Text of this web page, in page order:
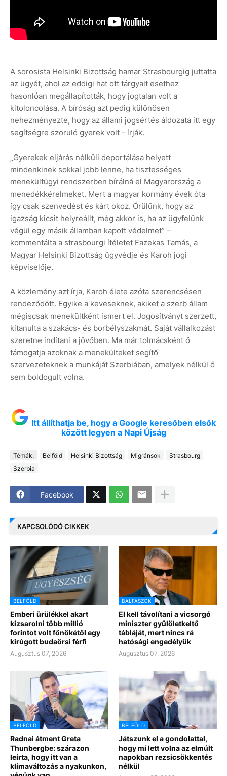
A sorosista Helsinki Bizottság hamar Strasbourgig juttatta
az ügyét, ahol az eddigi hat ott tárgyalt esethez
hasonlóan megállapították, hogy jogtalan volt a
kitoloncolása. A bíróság azt pedig különösen
nehezményezte, hogy az állami jogsértés áldozata itt egy
segítségre szoruló gyerek volt - írják.
„Gyerekek eljárás nélküli deportálása helyett
mindenkinek sokkal jobb lenne, ha tisztességes
menekültügyi rendszerben bírálná el Magyarország a
menedékkérelmeket. Mert a magyar kormány évek óta
így csak szenvedést és kárt okoz. Örülünk, hogy az
igazság kicsit helyreállt, még akkor is, ha az ügyfelünk
végül egy másik államban kapott védelmet” –
kommentálta a strasbourgi ítéletet Fazekas Tamás, a
Magyar Helsinki Bizottság ügyvédje és Karoh jogi
képviselője.
A közlemény azt írja, Karoh élete azóta szerencsésen
rendeződött. Egyike a keveseknek, akiket a szerb állam
mégiscsak menekültként ismert el. Jogosítványt szerzett,
kitanulta a szakács- és borbélyszakmát. Saját vállalkozást
szeretne indítani a jövőben. Ma már tolmácsként ő
támogatja azoknak a menekülteket segítő
szervezeteknek a munkáját Szerbiában, amelyek nélkül ő
sem boldogult volna.
Itt állíthatja be, hogy a Google keresőben elsők
között legyen a Napi Újság
Témák: Belföld Helsinki Bizottság Migránsok
Strasbourg
Szerbia
Facebook
KAPCSOLÓDÓ CIKKEK
BELFÖLD
Emberi ürülékkel akart
kizsarolni több millió
forintot volt főnökétől egy
kirúgott budaörsi férfi
Augusztus 07, 2026
BALFASZOK
El kell távolítani a vicsorgó
miniszter gyülöletkeltő
tábláját, mert nincs rá
hatósági engedélyük
Augusztus 07, 2026
BELFÖLD
Radnai átment Greta
Thunbergbe: szárazon
leírta, hogy itt van a
klímaváltozás a nyakunkon,
BELFÖLD
Játszunk el a gondolattal,
hogy mi lett volna az elmúlt
napokban rezsicsökkentés
nélkül